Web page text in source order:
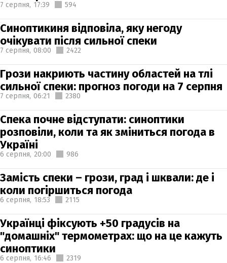
7 серпня, 17:39 594
Синоптикиня відповіла, яку негоду
очікувати після сильної спеки
7 серпня, 08:00 2422
Грози накриють частину областей на тлі
сильної спеки: прогноз погоди на 7 серпня
7 серпня, 06:21 2380
Спека почне відступати: синоптики
розповіли, коли та як зміниться погода в
Україні
6 серпня, 20:00 986
Замість спеки – грози, град і шквали: де і
коли погіршиться погода
6 серпня, 18:53 2115
Українці фіксують +50 градусів на
"домашніх" термометрах: що на це кажуть
синоптики
6 серпня, 16:46 2319